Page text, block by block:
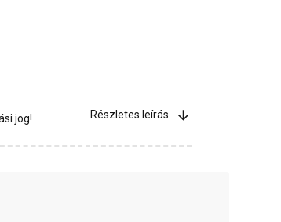
jog!
Részletes leírás